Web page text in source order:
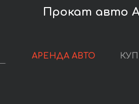
Прокат авто
АРЕНДА АВТО